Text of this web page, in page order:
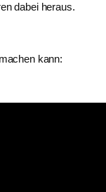
dabei heraus.
kann: